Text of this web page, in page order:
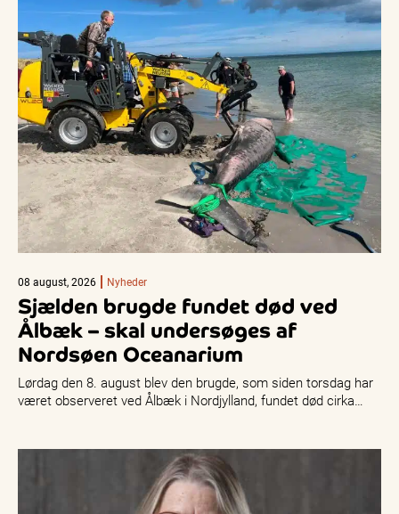
08 august, 2026 Nyheder
Sjælden brugde fundet død ved
Ålbæk – skal undersøges af
Nordsøen Oceanarium
Lørdag den 8. august blev den brugde, som siden torsdag har
været observeret ved Ålbæk i Nordjylland, fundet død cirka…